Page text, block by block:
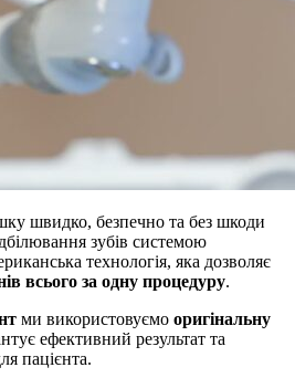
швидко, безпечно та без шкоди
зубів системою
технологія, яка дозволяє
всього за одну процедуру.
ми використовуємо оригінальну
ефективний результат та
пацієнта.